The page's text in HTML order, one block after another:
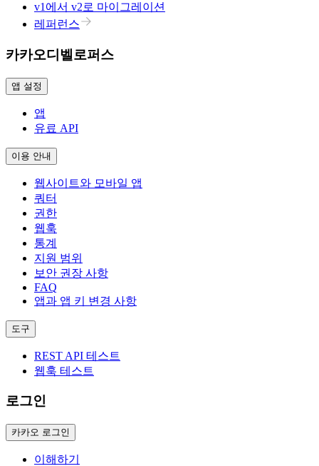
v1에서 v2로 마이그레이션
레퍼런스
카카오디벨로퍼스
앱 설정
앱
유료 API
이용 안내
웹사이트와 모바일 앱
쿼터
권한
웹훅
통계
지원 범위
보안 권장 사항
FAQ
앱과 앱 키 변경 사항
도구
REST API 테스트
웹훅 테스트
로그인
카카오 로그인
이해하기